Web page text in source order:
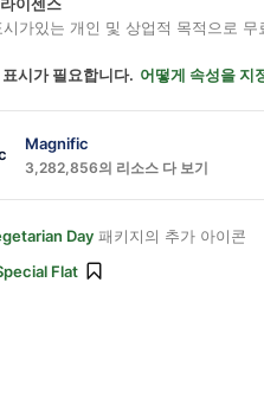
가있는 개인 및 상업적 목적으로 무
시가 필요합니다. 어떻게 속성을 지
Magnific
3,282,856의 리소스 다 보기
Day 패키지의 추가 아이콘
Flat